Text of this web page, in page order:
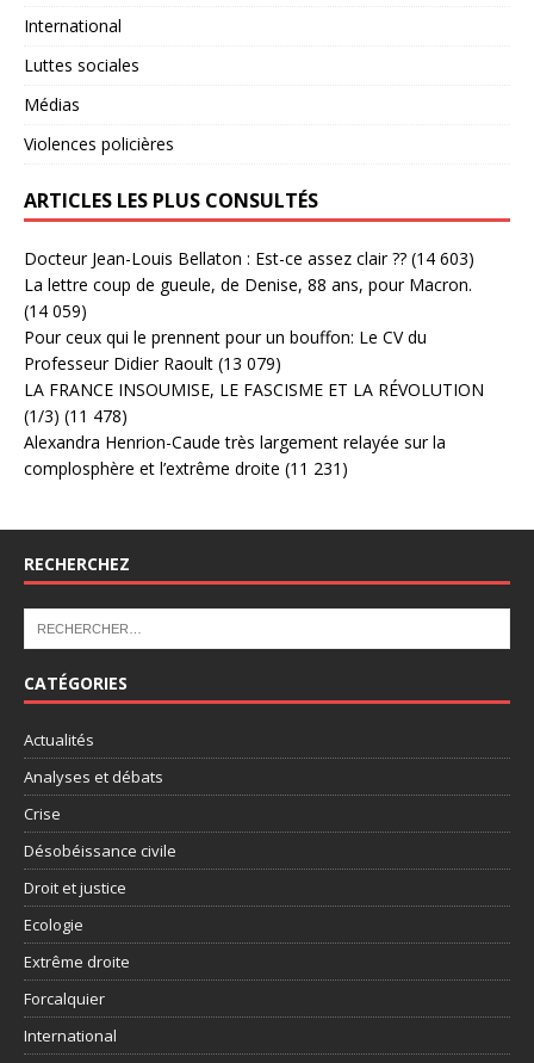
International
Luttes sociales
Médias
Violences policières
ARTICLES LES PLUS CONSULTÉS
Docteur Jean-Louis Bellaton : Est-ce assez clair ?? (14 603)
La lettre coup de gueule, de Denise, 88 ans, pour Macron.
(14 059)
Pour ceux qui le prennent pour un bouffon: Le CV du
Professeur Didier Raoult (13 079)
LA FRANCE INSOUMISE, LE FASCISME ET LA RÉVOLUTION
(1/3) (11 478)
Alexandra Henrion-Caude très largement relayée sur la
complosphère et l’extrême droite (11 231)
RECHERCHEZ
CATÉGORIES
Actualités
Analyses et débats
Crise
Désobéissance civile
Droit et justice
Ecologie
Extrême droite
Forcalquier
International